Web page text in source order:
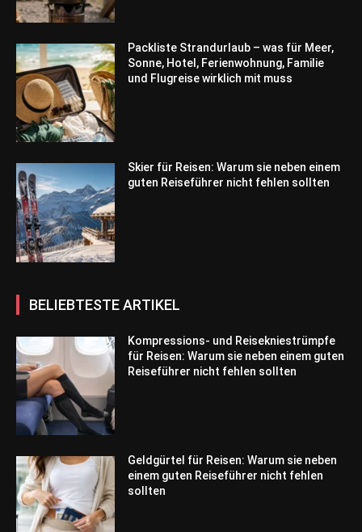
Packliste Strandurlaub – was für Meer,
Sonne, Hotel, Ferienwohnung, Familie
und Flugreise wirklich mit muss
Skier für Reisen: Warum sie neben einem
guten Reiseführer nicht fehlen sollten
BELIEBTESTE ARTIKEL
Kompressions- und Reisekniestrümpfe
für Reisen: Warum sie neben einem guten
Reiseführer nicht fehlen sollten
Geldgürtel für Reisen: Warum sie neben
einem guten Reiseführer nicht fehlen
sollten